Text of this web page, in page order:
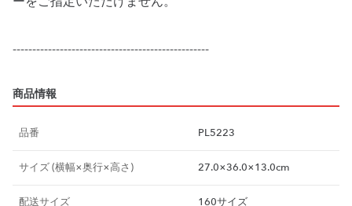
商品情報
品番 PL5223
サイズ (横幅×奥行×高さ) 27.0×36.0×13.0cm
配送サイズ 160サイズ